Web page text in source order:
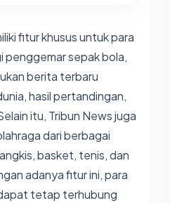
fitur khusus untuk para
penggemar sepak bola,
berita terbaru
hasil pertandingan,
itu, Tribun News juga
dari berbagai
basket, tenis, dan
adanya fitur ini, para
tetap terhubung